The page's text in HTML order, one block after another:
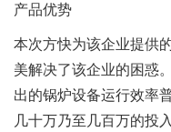
产品优势
本次方快为该企业提供
美解决了该企业的困惑
出的锅炉设备运行效率
几十万乃至几百万的投